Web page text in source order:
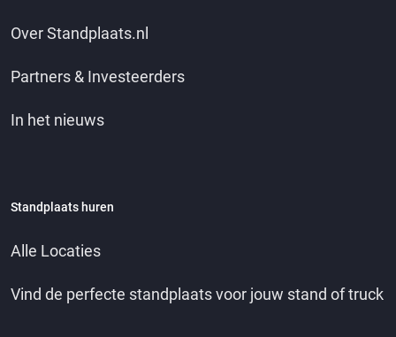
Over Standplaats.nl
Partners & Investeerders
In het nieuws
Standplaats huren
Alle Locaties
Vind de perfecte standplaats voor jouw stand of truck